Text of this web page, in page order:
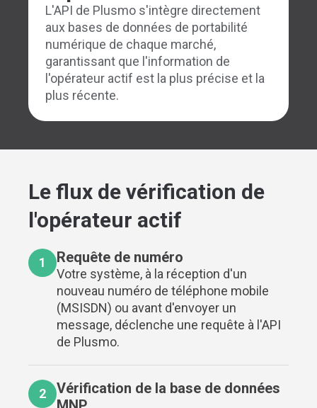
L'API de Plusmo s'intègre directement
aux bases de données de portabilité
numérique de chaque marché,
garantissant que l'information de
l'opérateur actif est la plus précise et la
plus récente.
Le flux de vérification de
l'opérateur actif
1 Requête de numéro
Votre système, à la réception d'un
nouveau numéro de téléphone mobile
(MSISDN) ou avant d'envoyer un
message, déclenche une requête à l'API
de Plusmo.
2
Vérification de la base de données